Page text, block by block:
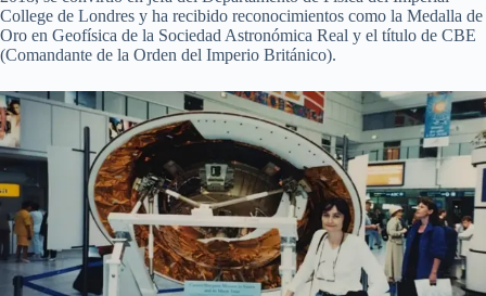
College de Londres y ha recibido reconocimientos como la Medalla de
Oro en Geofísica de la Sociedad Astronómica Real y el título de CBE
(Comandante de la Orden del Imperio Británico).